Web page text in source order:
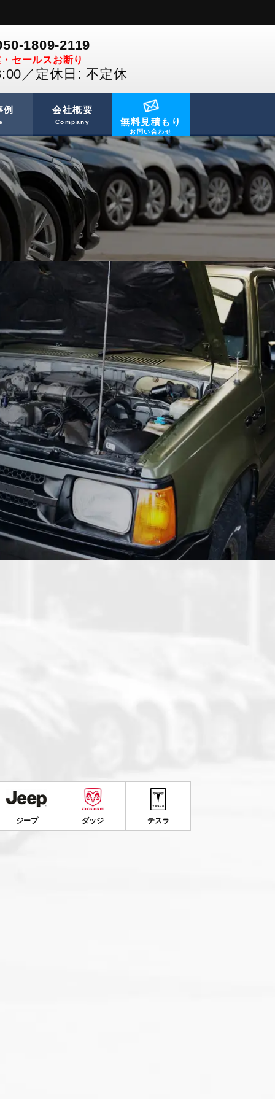
1809-2119
セールスお断り
／定休日: 不定休
会社概要
Company 無料見積もり
お問い合わせ
ジープ ダッジ テスラ